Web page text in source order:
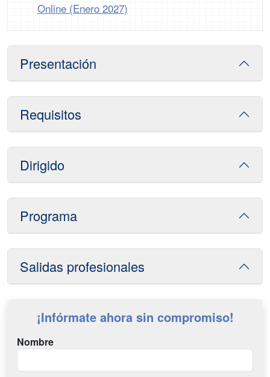
Online (Enero 2027)
Presentación
Requisitos
Dirigido
Programa
Salidas profesionales
¡Infórmate ahora sin compromiso!
Nombre